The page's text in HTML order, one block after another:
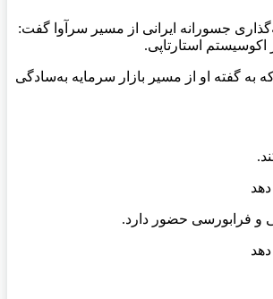
جسورانه ایرانی از مسیر سرآوا گفت:
استارتاپی.
ریالی رشد ۳۳۶ برابری و از نظر دلاری سود ۸.۵ برابری داشته است؛ بازدهی‌ که به گفته او از مسیر بازار سرمایه به‌سادگی